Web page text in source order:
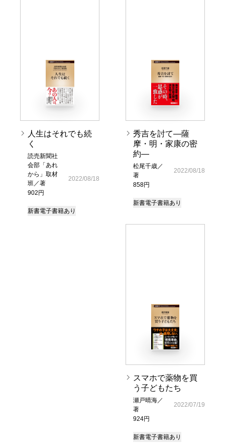
人生はそれでも続
く
読売新聞社
会部「あれ
から」取材
班／著
902円
2022/08/18
新書電子書籍あり
秀吉を討て―薩
摩・明・家康の密
約―
松尾千歳／
著
858円
2022/08/18
新書電子書籍あり
スマホで薬物を買
う子どもたち
瀬戸晴海／
著
924円
2022/07/19
新書電子書籍あり